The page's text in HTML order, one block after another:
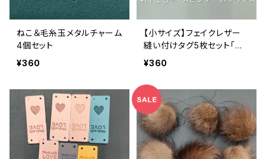
ねこ＆毛糸玉メタルチャーム
4個セット
¥360
【小サイズ】フェイクレザー
縫い付けタグ5枚セット「Ma
de with LOVE」＆ハート毛
¥360